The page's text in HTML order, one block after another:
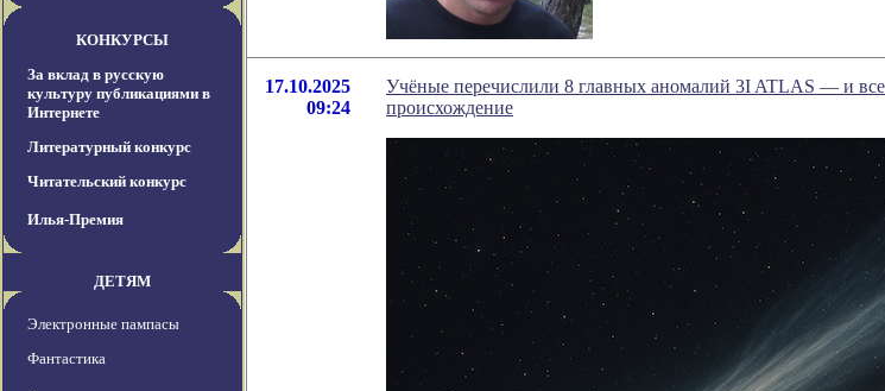
КОНКУРСЫ
За вклад в русскую
культуру публикациями в
Интернете
Литературный конкурс
Читательский конкурс
Илья-Премия
ДЕТЯМ
Электронные пампасы
Фантастика
17.10.2025
09:24
Учёные перечислили 8 главных аномалий 3I ATLAS — и
происхождение